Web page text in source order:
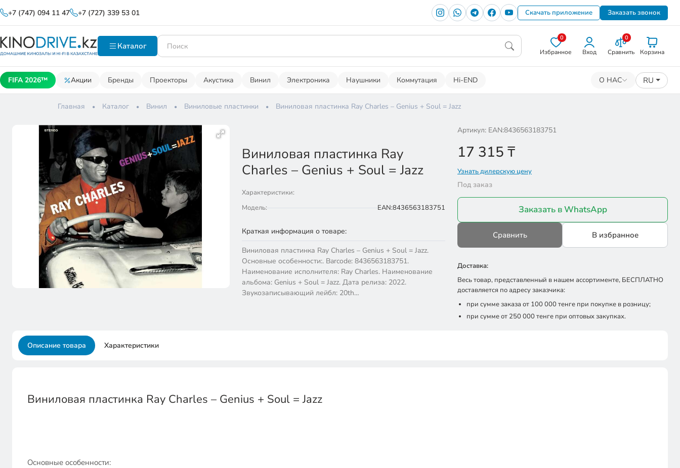
+7 (747) 094 11 47 +7 (727) 339 53 01 Скачать приложение Заказать звонок
Каталог
0
Избранное Вход
0
Сравнить Корзина
FIFA 2026™ Акции Бренды Проекторы Акустика Винил Электроника Наушники Коммутация Hi-END О НАС RU
Главная Каталог Винил Виниловые пластинки Виниловая пластинка Ray Charles – Genius + Soul = Jazz
Виниловая пластинка Ray
Charles – Genius + Soul = Jazz
Характеристики:
Модель:
EAN:8436563183751
Краткая информация о товаре:
Виниловая пластинка Ray Charles – Genius + Soul = Jazz.
Основные особенности:. Barcode: 8436563183751.
Наименование исполнителя: Ray Charles. Наименование
альбома: Genius + Soul = Jazz. Дата релиза: 2022.
Звукозаписывающий лейбл: 20th…
Артикул: EAN:8436563183751
17 315 ₸
Узнать дилерскую цену
Под заказ
Заказать в WhatsApp
Сравнить В избранное
Доставка:
Весь товар, представленный в нашем ассортименте, БЕСПЛАТНО
доставляется по адресу заказчика:
при сумме заказа от 100 000 тенге при покупке в розницу;
при сумме от 250 000 тенге при оптовых закупках.
Описание товара Характеристики
Виниловая пластинка Ray Charles – Genius + Soul = Jazz
Основные особенности: